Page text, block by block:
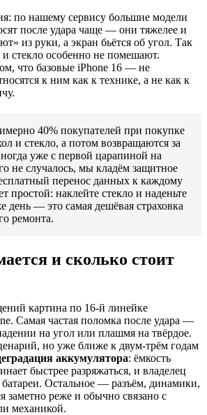
по нашему сервису большие модели
после удара чаще — они тяжелее и
из руки, а экран бьётся об угол. Так
и стекло особенно не помешают.
что базовые iPhone 16 — не
к ним как к технике, а не как к
40% покупателей при покупке
и стекло, а потом возвращаются за
уже с первой царапиной на
не случалось, мы кладём защитное
перенос данных к каждому
простой: наклейте стекло и наденьте
день — это самая дешёвая страховка
ремонта.
и сколько стоит
картина по 16-й линейке
Самая частая поломка после удара —
на угол или плашмя на твёрдое.
но уже ближе к двум-трём годам
аккумулятора: ёмкость
быстрее разряжаться, и владелец
батареи. Остальное — разъём, динамики,
заметно реже и обычно связано с
механикой.